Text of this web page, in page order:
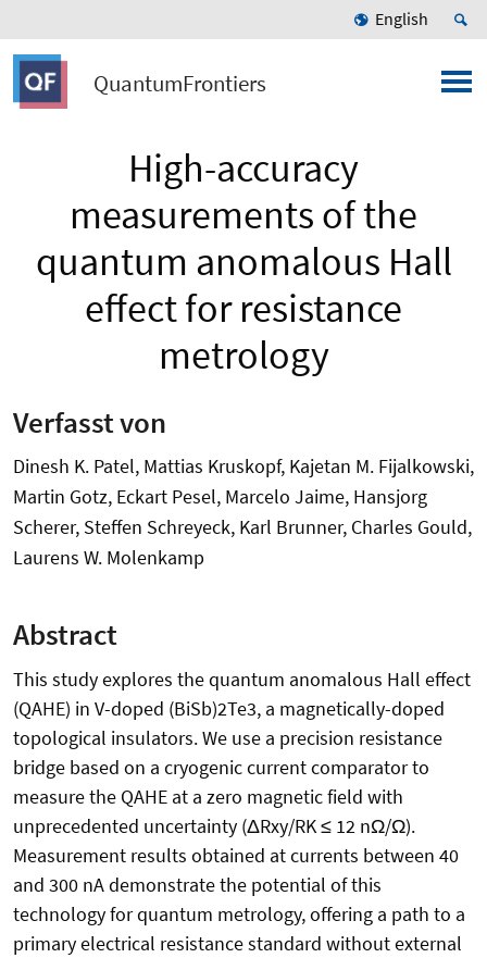
English
QuantumFrontiers
High-accuracy
measurements of the
quantum anomalous Hall
effect for resistance
metrology
Verfasst von
Dinesh K. Patel, Mattias Kruskopf, Kajetan M. Fijalkowski,
Martin Gotz, Eckart Pesel, Marcelo Jaime, Hansjorg
Scherer, Steffen Schreyeck, Karl Brunner, Charles Gould,
Laurens W. Molenkamp
Abstract
This study explores the quantum anomalous Hall effect
(QAHE) in V-doped (BiSb)2Te3, a magnetically-doped
topological insulators. We use a precision resistance
bridge based on a cryogenic current comparator to
measure the QAHE at a zero magnetic field with
unprecedented uncertainty (ΔRxy/RK ≤ 12 nΩ/Ω).
Measurement results obtained at currents between 40
and 300 nA demonstrate the potential of this
technology for quantum metrology, offering a path to a
primary electrical resistance standard without external